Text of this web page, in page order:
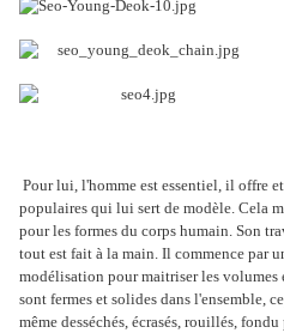
Pour lui, l'homme est essentiel, il offre
populaires qui lui sert de modèle. Cela
pour les formes du corps humain. Son
tout est fait à la main. Il commence par
modélisation pour maitriser les volumes
sont fermes et solides dans l'ensemble,
même desséchés, écrasés, rouillés,